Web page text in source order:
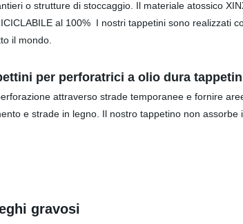
o strutture di stoccaggio. Il materiale atossico
al 100% I nostri tappetini sono realizzati
il mondo.
per perforatrici a olio dura
attraverso strade temporanee e fornire
e strade in legno. Il nostro tappetino non
gravosi